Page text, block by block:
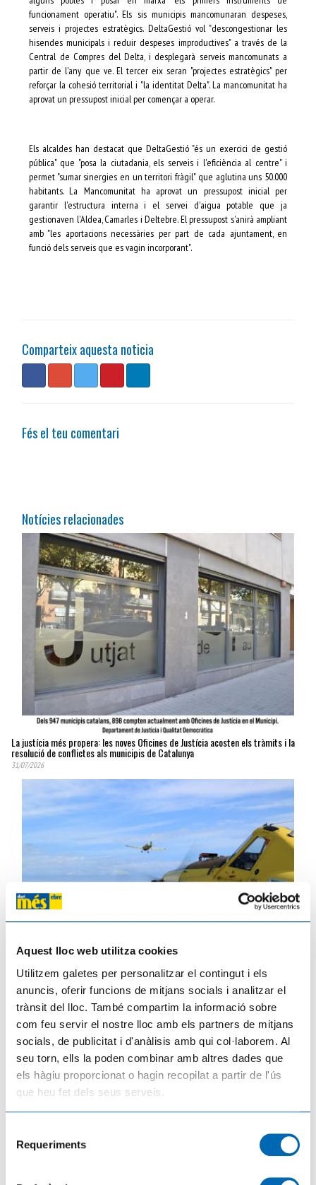
Aquest lloc web utilitza cookies
Utilitzem galetes per personalitzar el contingut i els
anuncis, oferir funcions de mitjans socials i analitzar el
trànsit del lloc. També compartim la informació sobre
com feu servir el nostre lloc amb els partners de mitjans
socials, de publicitat i d'anàlisis amb qui col·laborem. Al
seu torn, ells la poden combinar amb altres dades que
els hàgiu proporcionat o hagin recopilat a partir de l'ús
que heu fet dels seus serveis.
Requeriments
funcionament operatiu". Els sis municipis mancomunaran despeses,
serveis i projectes estratègics. DeltaGestió vol "descongestionar les
hisendes municipals i reduir despeses improductives" a través de la
Central de Compres del Delta, i desplegarà serveis mancomunats a
partir de l'any que ve. El tercer eix seran "projectes estratègics" per
reforçar la cohesió territorial i "la identitat Delta". La mancomunitat ha
aprovat un pressupost inicial per començar a operar.
Els alcaldes han destacat que DeltaGestió "és un exercici de gestió
pública" que "posa la ciutadania, els serveis i l'eficiència al centre" i
permet "sumar sinergies en un territori fràgil" que aglutina uns 50.000
habitants. La Mancomunitat ha aprovat un pressupost inicial per
garantir l'estructura interna i el servei d'aigua potable que ja
gestionaven l'Aldea, Camarles i Deltebre. El pressupost s'anirà ampliant
amb "les aportacions necessàries per part de cada ajuntament, en
funció dels serveis que es vagin incorporant".
Comparteix aquesta noticia
Fés el teu comentari
Notícies relacionades
La justícia més propera: les noves Oficines de Justícia acosten els tràmits i la
resolució de conflictes als municipis de Catalunya
31/07/2026
Arrenquen els tractaments contra les larves de mosquit als arrossars del Delta
de l'Ebre
08/06/2026